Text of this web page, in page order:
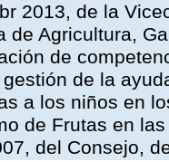
2013, de la
de Agricultura,
de
de la
a los niños en
de Frutas en
del Consejo,